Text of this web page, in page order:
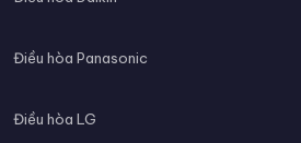
Điều hòa Panasonic
Điều hòa LG